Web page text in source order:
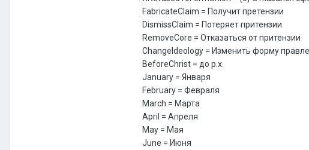
FabricateClaim = Получит претензии
DismissClaim = Потеряет притензии
RemoveCore = Отказаться от притензии
ChangeIdeology = Изменить форму
BeforeChrist = до р.х.
January = Января
February = Февраля
March = Марта
April = Апреля
May = Мая
June = Июня